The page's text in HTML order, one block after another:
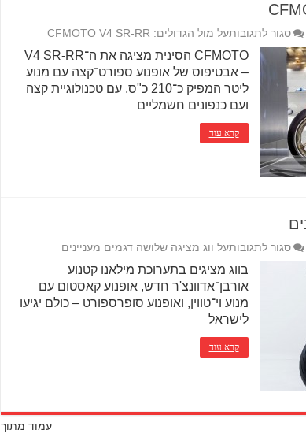
סגור לתגובותעל מול הגדולים: CFMOTO V4 SR-RR
CFMOTO הסינית מציגה את ה־V4 SR-RR
– אבטיפוס של אופנוע ספורט־קצה עם מנוע
ליטר המפיק כ־210 כ"ס, עם טכנולוגיית קצה
ועם כנפונים חשמליים
קרא עוד
סגור לתגובותעל ווג מציגה שלושה דגמים מעניינים
בווג מציגים בתערוכת מילאנו קטנוע
אורבן־אדוונצ'ר חדש, אופנוע קאסטום עם
מנוע וי־טווין, ואופנוע סופרספורט – כולם יגיעו
לישראל
קרא עוד
עמוד מתוך